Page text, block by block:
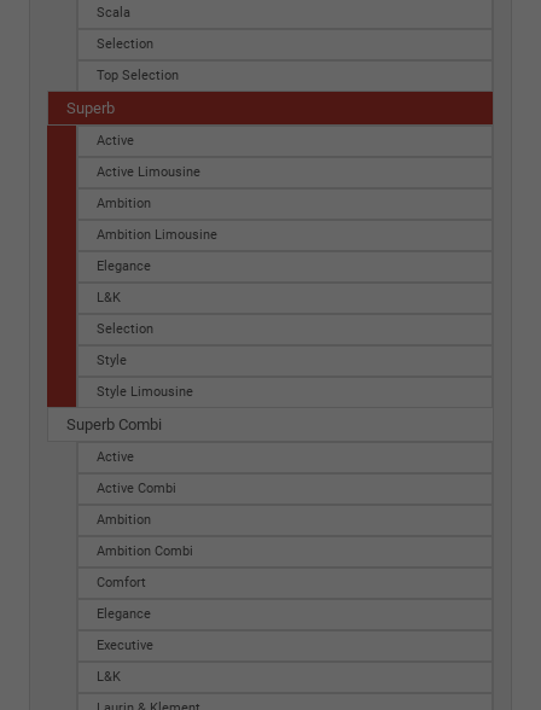
Scala
Selection
Top Selection
Superb
Active
Active Limousine
Ambition
Ambition Limousine
Elegance
L&K
Selection
Style
Style Limousine
Superb Combi
Active
Active Combi
Ambition
Ambition Combi
Comfort
Elegance
Executive
L&K